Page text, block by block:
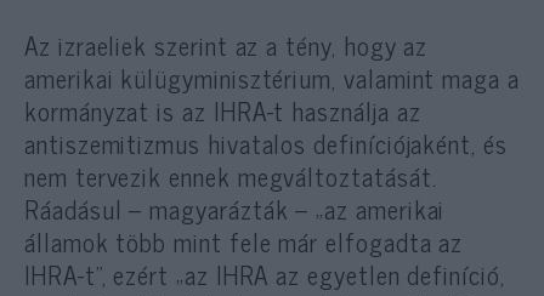
Az izraeliek szerint az a tény, hogy az
amerikai külügyminisztérium, valamint maga a
kormányzat is az IHRA-t használja az
antiszemitizmus hivatalos definíciójaként, és
nem tervezik ennek megváltoztatását.
Ráadásul – magyarázták – „az amerikai
államok több mint fele már elfogadta az
IHRA-t”, ezért „az IHRA az egyetlen definíció,